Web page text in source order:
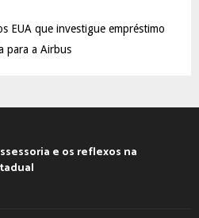
EUA que investigue empréstimo
para a Airbus
e os reflexos na